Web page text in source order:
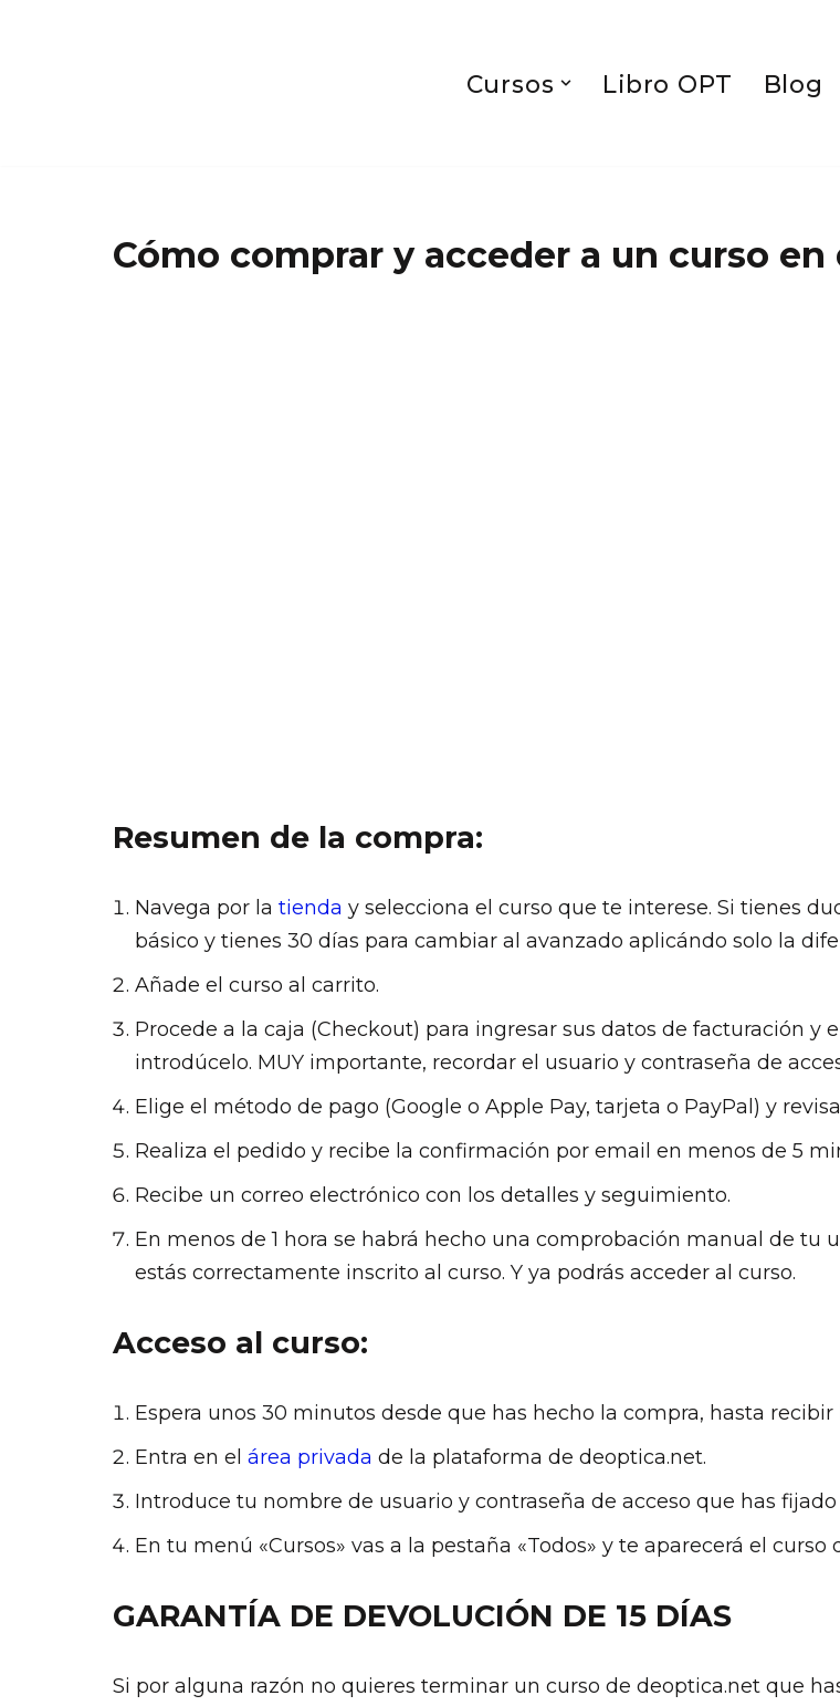
Cursos Libro OPT Blog
Cómo comprar y acceder a un curso
Resumen de la compra:
Navega por la tienda y selecciona el curso que te interese. Si tienes
básico y tienes 30 días para cambiar al avanzado aplicándo solo la
Añade el curso al carrito.
Procede a la caja (Checkout) para ingresar sus datos de facturación y
introdúcelo. MUY importante, recordar el usuario y contraseña de
Elige el método de pago (Google o Apple Pay, tarjeta o PayPal) y
Realiza el pedido y recibe la confirmación por email en menos de 5
Recibe un correo electrónico con los detalles y seguimiento.
En menos de 1 hora se habrá hecho una comprobación manual de
estás correctamente inscrito al curso. Y ya podrás acceder al curso.
Acceso al curso:
Espera unos 30 minutos desde que has hecho la compra, hasta
Entra en el área privada de la plataforma de deoptica.net.
Introduce tu nombre de usuario y contraseña de acceso que has
En tu menú «Cursos» vas a la pestaña «Todos» y te aparecerá el
GARANTÍA DE DEVOLUCIÓN DE 15 DÍAS
Si por alguna razón no quieres terminar un curso de deoptica.net que